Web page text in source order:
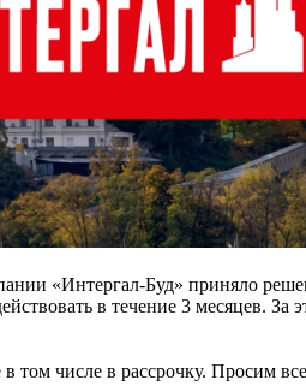
«Интергал-Буд» приняло
в течение 3 месяцев. За
числе в рассрочку. Просим